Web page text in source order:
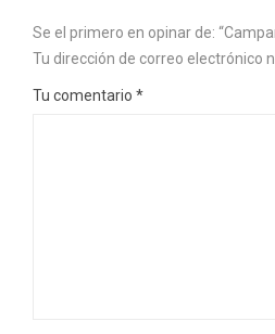
Se el primero en opinar de:
Tu dirección de correo electrónico
Tu comentario *